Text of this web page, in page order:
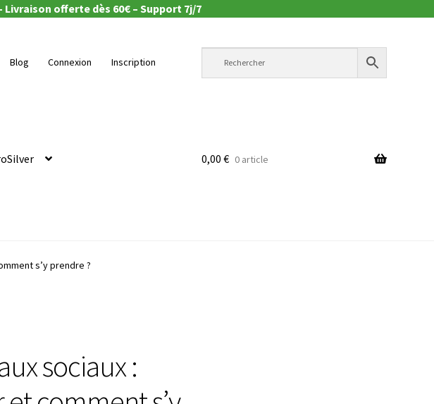
Livraison offerte dès 60€ – Support 7j/7
Blog Connexion Inscription
0,00 € 0 article
s’y prendre ?
sociaux :